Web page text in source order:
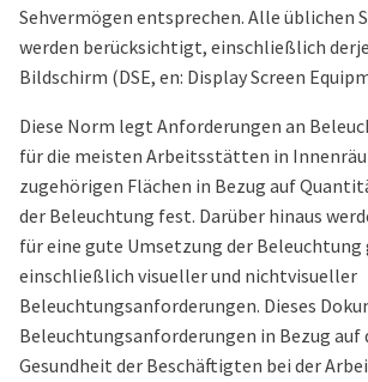
Sehvermögen entsprechen. Alle üblichen
werden berücksichtigt, einschließlich
Bildschirm (DSE, en: Display Screen
Diese Norm legt Anforderungen an
für die meisten Arbeitsstätten in
zugehörigen Flächen in Bezug auf
der Beleuchtung fest. Darüber hinaus
für eine gute Umsetzung der Beleuchtung
einschließlich visueller und nichtvisueller
Beleuchtungsanforderungen. Dieses
Beleuchtungsanforderungen in Bezug auf
Gesundheit der Beschäftigten bei der